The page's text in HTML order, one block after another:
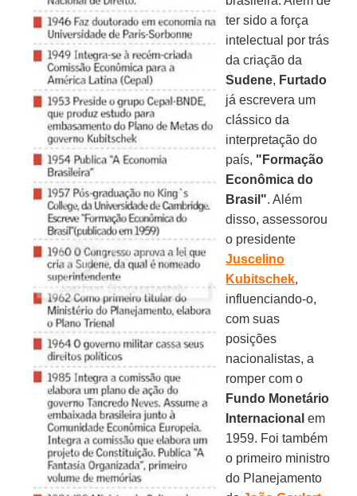
ter sido a força
intelectual por trás
da criação da
Sudene, Furtado
já escrevera um
clássico da
interpretação do
país, "Formação
Econômica do
Brasil". Além
disso, assessorou
o presidente
Juscelino
Kubitschek,
influenciando-o,
com suas
posições
nacionalistas, a
romper com o
Fundo Monetário
Internacional em
1959. Foi também
o primeiro ministro
do Planejamento